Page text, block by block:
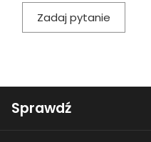
Zadaj pytanie
Sprawdź